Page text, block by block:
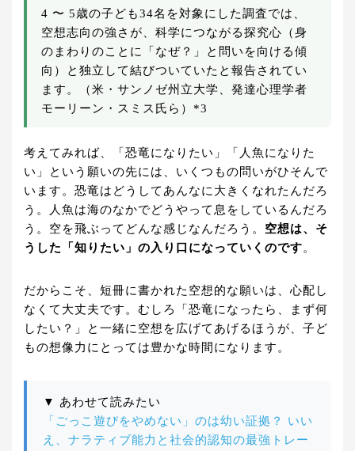
4 〜 5歳の子ども34名を対象にした調査では、
空想志向の強さが、科学につながる探究心（身
のまわりのことに「なぜ？」と問いを向ける傾
向）と独立して結びついていたと報告されてい
ます。（米・サンノゼ州立大学、発達心理学者
モーリーン・スミス氏ら）*3
考えてみれば、「恐竜になりたい」「人魚になりた
い」という願いの先には、いくつもの問いがひそんで
います。恐竜はどうしてあんなに大きくなれたんだろ
う。人魚は海のなかでどうやって息をしているんだろ
う。空を飛ぶってどんな感じなんだろう。 空想は、そ
うした「知りたい」の入り口になっていくのです。
だからこそ、短冊に書かれた空想的な願いは、心配し
なくて大丈夫です。むしろ「恐竜になったら、まず何
したい？」と一緒に空想を広げてあげるほうが、子ど
もの想像力にとっては豊かな時間になります。
▼ あわせて読みたい
「ごっこ遊びをやめない」のは幼い証拠？ いい
え、ナラティブ能力と社会的認知の最強トレー